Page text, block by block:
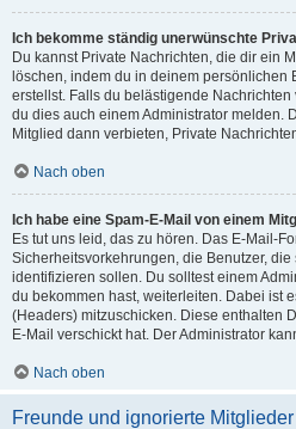
Ich bekomme ständig unerwünschte
Du kannst Private Nachrichten, die dir ein
löschen, indem du in deinem persönlichen
erstellst. Falls du belästigende
du dies auch einem Administrator melden.
Mitglied dann verbieten, Private
Nach oben
Ich habe eine Spam-E-Mail von einem
Es tut uns leid, das zu hören. Das E-Mail-
Sicherheitsvorkehrungen, die Benutzer,
identifizieren sollen. Du solltest einem
du bekommen hast, weiterleiten. Dabei ist
(Headers) mitzuschicken. Diese enthalten
E-Mail verschickt hat. Der Administrator
Nach oben
Freunde und ignorierte Mitglieder